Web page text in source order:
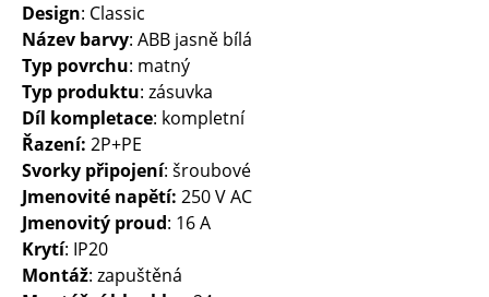
Design: Classic
Název barvy: ABB jasně bílá
Typ povrchu: matný
Typ produktu: zásuvka
Díl kompletace: kompletní
Řazení: 2P+PE
Svorky připojení: šroubové
Jmenovité napětí: 250 V AC
Jmenovitý proud: 16 A
Krytí: IP20
Montáž: zapuštěná